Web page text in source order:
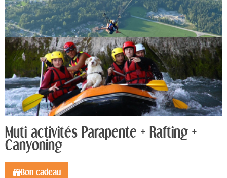
Muti activités Parapente + Rafting +
Canyoning
Bon cadeau